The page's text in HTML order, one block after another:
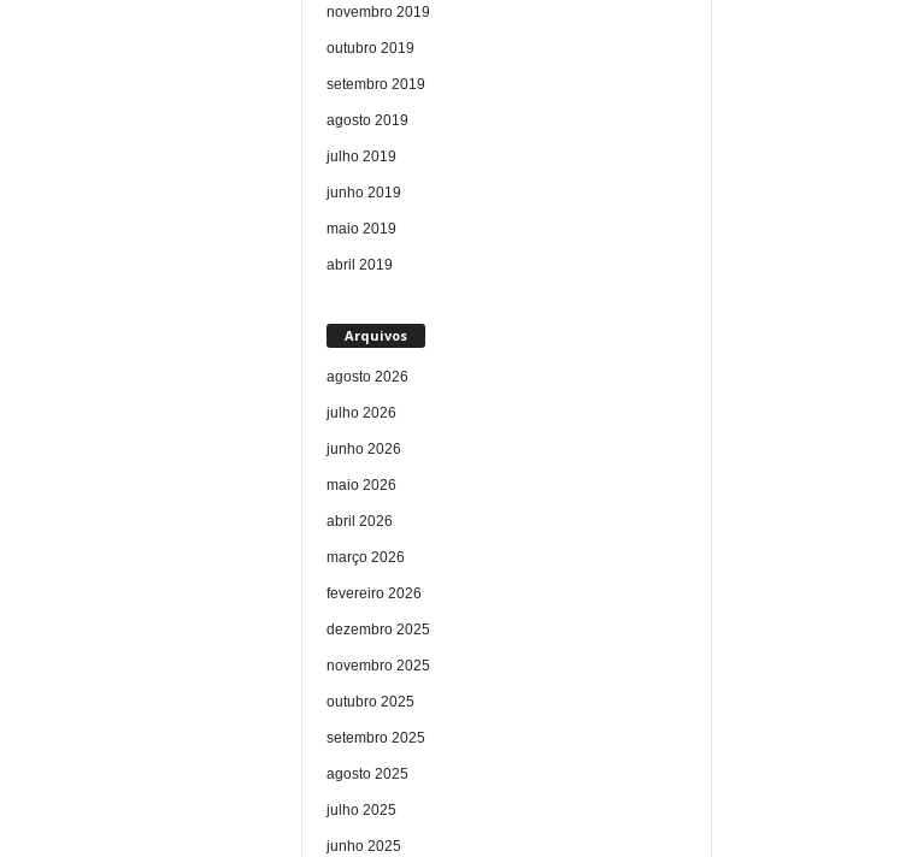
novembro 2019
outubro 2019
setembro 2019
agosto 2019
julho 2019
junho 2019
maio 2019
abril 2019
Arquivos
agosto 2026
julho 2026
junho 2026
maio 2026
abril 2026
março 2026
fevereiro 2026
dezembro 2025
novembro 2025
outubro 2025
setembro 2025
agosto 2025
julho 2025
junho 2025